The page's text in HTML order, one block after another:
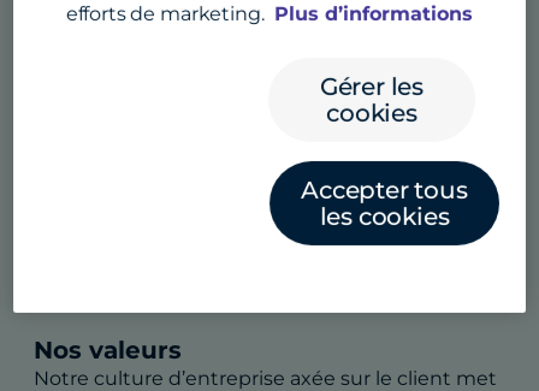
Convera compte dizaines de milliers de clients
trésoriers d’entreprises, en passant par des
établissements d’enseignement, des
institutions financières, des cabinets d’avocats
Nos valeurs
Notre culture d’entreprise axée sur le client met
efforts de marketing. Plus d’informations
Gérer les
cookies
Accepter tous
les cookies